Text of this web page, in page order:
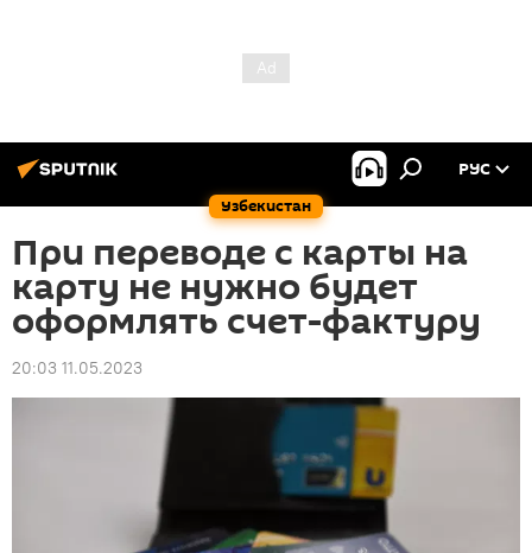
Узбекистан
РУС
При переводе с карты на
карту не нужно будет
оформлять счет-фактуру
20:03 11.05.2023